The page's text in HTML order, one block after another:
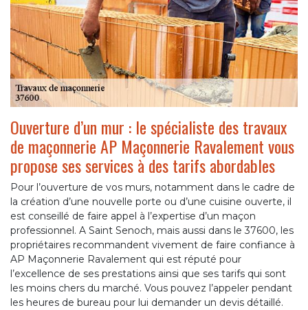
Ouverture d’un mur : le spécialiste des travaux
de maçonnerie AP Maçonnerie Ravalement vous
propose ses services à des tarifs abordables
Pour l’ouverture de vos murs, notamment dans le cadre de
la création d’une nouvelle porte ou d’une cuisine ouverte, il
est conseillé de faire appel à l’expertise d’un maçon
professionnel. A Saint Senoch, mais aussi dans le 37600, les
propriétaires recommandent vivement de faire confiance à
AP Maçonnerie Ravalement qui est réputé pour
l’excellence de ses prestations ainsi que ses tarifs qui sont
les moins chers du marché. Vous pouvez l’appeler pendant
les heures de bureau pour lui demander un devis détaillé.